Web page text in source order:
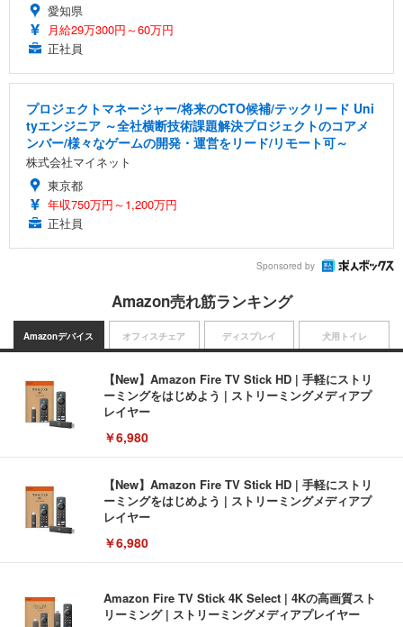
愛知県
月給29万300円～60万円
正社員
プロジェクトマネージャー/将来のCTO候補/テックリード Uni
tyエンジニア ～全社横断技術課題解決プロジェクトのコアメ
ンバー/様々なゲームの開発・運営をリード/リモート可～
株式会社マイネット
東京都
年収750万円～1,200万円
正社員
Sponsored by
Amazon売れ筋ランキング
Amazonデバイス
【New】Amazon Fire TV Stick HD | 手軽にストリ
ーミングをはじめよう | ストリーミングメディアプ
レイヤー
￥6,980
【New】Amazon Fire TV Stick HD | 手軽にストリ
ーミングをはじめよう | ストリーミングメディアプ
レイヤー
￥6,980
Amazon Fire TV Stick 4K Select | 4Kの高画質スト
リーミング | ストリーミングメディアプレイヤー
オフィスチェア ディスプレイ 犬用トイレ